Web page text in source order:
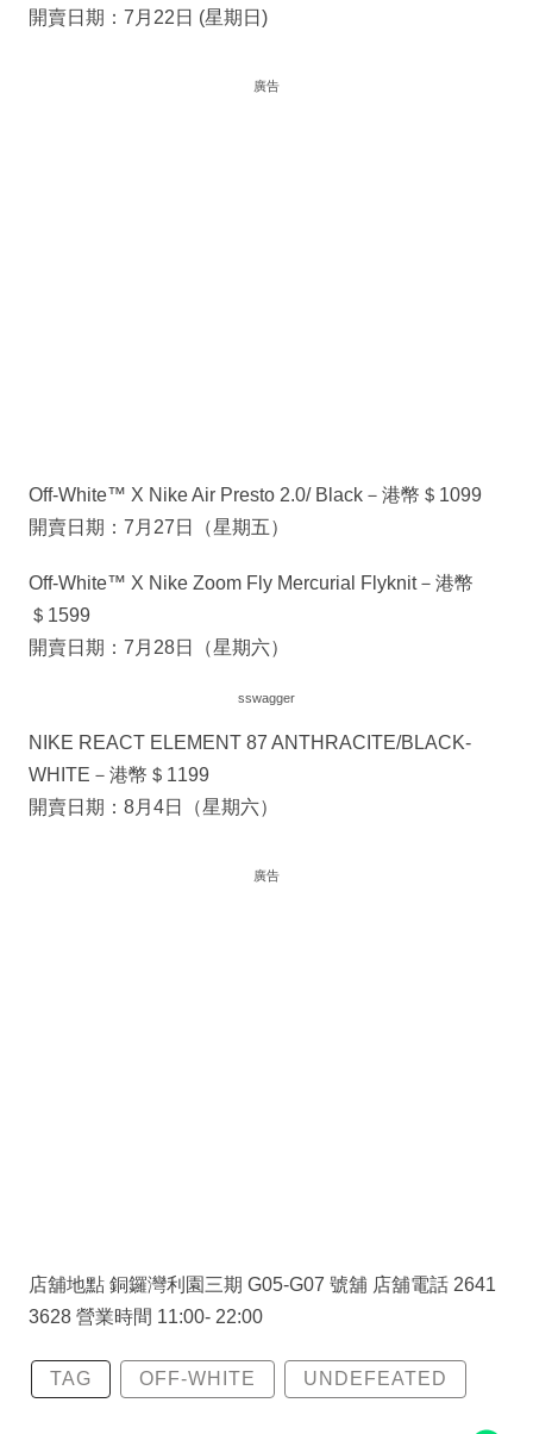
開賣日期：7月22日 (星期日)
廣告
Off-White™ X Nike Air Presto 2.0/ Black－港幣＄1099
開賣日期：7月27日（星期五）
Off-White™ X Nike Zoom Fly Mercurial Flyknit－港幣
＄1599
開賣日期：7月28日（星期六）
sswagger
NIKE REACT ELEMENT 87 ANTHRACITE/BLACK-
WHITE－港幣＄1199
開賣日期：8月4日（星期六）
廣告
店舖地點 銅鑼灣利園三期 G05-G07 號舖 店舖電話 2641
3628 營業時間 11:00- 22:00
TAG OFF-WHITE UNDEFEATED